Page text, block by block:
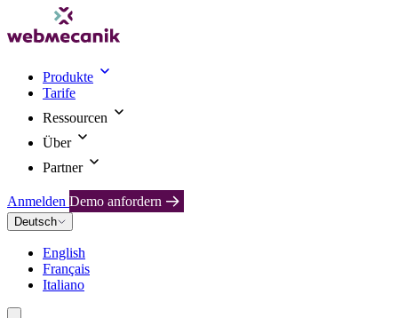
Produkte
Tarife
Ressourcen
Über
Partner
Anmelden Demo anfordern
Deutsch
English
Français
Italiano